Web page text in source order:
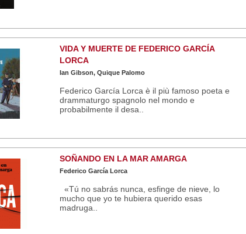
VIDA Y MUERTE DE FEDERICO GARCÍA
LORCA
Ian Gibson, Quique Palomo
Federico García Lorca è il più famoso poeta e
drammaturgo spagnolo nel mondo e
probabilmente il desa..
SOÑANDO EN LA MAR AMARGA
Federico García Lorca
«Tú no sabrás nunca, esfinge de nieve, lo
mucho que yo te hubiera querido esas
madruga..